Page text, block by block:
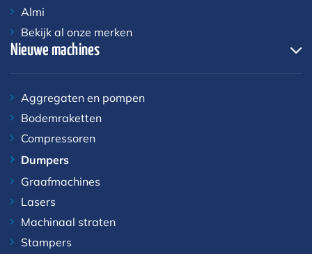
Almi
Bekijk al onze merken
Nieuwe machines
Aggregaten en pompen
Bodemraketten
Compressoren
Dumpers
Graafmachines
Lasers
Machinaal straten
Stampers